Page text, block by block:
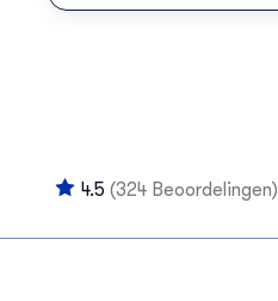
4.5 (324 Beoordelingen)